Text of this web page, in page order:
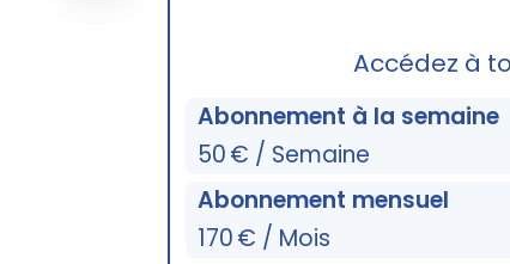
Accédez à
Abonnement à la semaine
50 € / Semaine
Abonnement mensuel
170 € / Mois